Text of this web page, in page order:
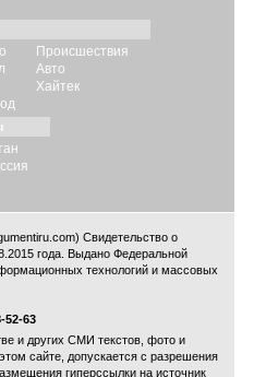
Происшествия
Авто
Хайтек
Свидетельство о
года. Выдано Федеральной
технологий и массовых
52-63
и других СМИ текстов, фото и
сайте, допускается с разрешения
гиперссылки на источник